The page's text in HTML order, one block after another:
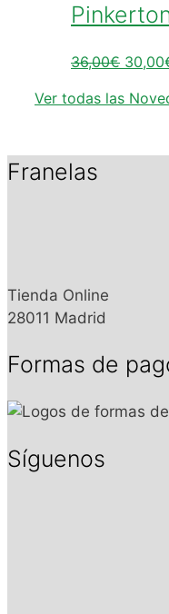
36,00€ 30,00
Ver todas las
Franelas
Tienda Online
28011 Madrid
Formas de
Síguenos